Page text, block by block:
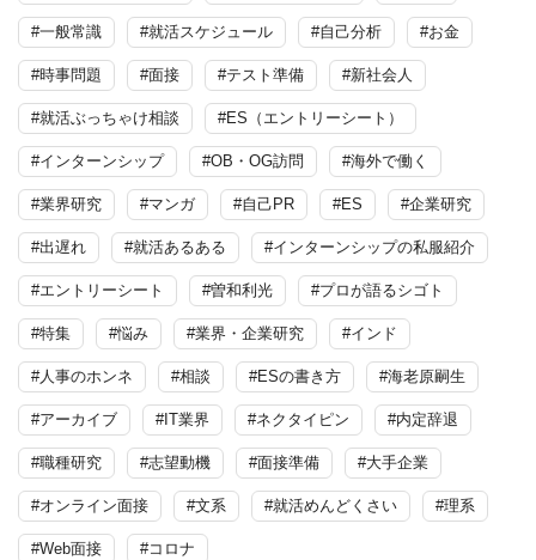
#一般常識 #就活スケジュール #自己分析 #お金
#時事問題 #面接 #テスト準備 #新社会人
#就活ぶっちゃけ相談 #ES（エントリーシート）
#インターンシップ #OB・OG訪問 #海外で働く
#業界研究 #マンガ #自己PR #ES #企業研究
#出遅れ #就活あるある #インターンシップの私服紹介
#エントリーシート #曽和利光 #プロが語るシゴト
#特集 #悩み #業界・企業研究 #インド
#人事のホンネ #相談 #ESの書き方 #海老原嗣生
#アーカイブ #IT業界 #ネクタイピン #内定辞退
#職種研究 #志望動機 #面接準備 #大手企業
#オンライン面接 #文系 #就活めんどくさい #理系
#Web面接 #コロナ